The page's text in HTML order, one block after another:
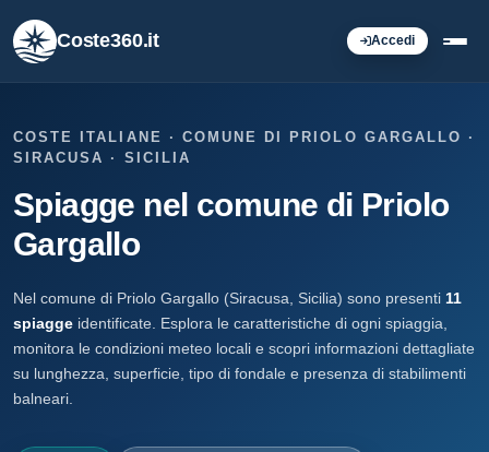
Coste360.it Accedi
COSTE ITALIANE · COMUNE DI PRIOLO GARGALLO ·
SIRACUSA · SICILIA
Spiagge nel comune di Priolo
Gargallo
Nel comune di Priolo Gargallo (Siracusa, Sicilia) sono presenti 11
spiagge identificate. Esplora le caratteristiche di ogni spiaggia,
monitora le condizioni meteo locali e scopri informazioni dettagliate
su lunghezza, superficie, tipo di fondale e presenza di stabilimenti
balneari.